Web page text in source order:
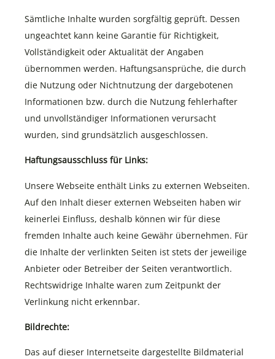
Sämtliche Inhalte wurden sorgfältig geprüft. Dessen
ungeachtet kann keine Garantie für Richtigkeit,
Vollständigkeit oder Aktualität der Angaben
übernommen werden. Haftungsansprüche, die durch
die Nutzung oder Nichtnutzung der dargebotenen
Informationen bzw. durch die Nutzung fehlerhafter
und unvollständiger Informationen verursacht
wurden, sind grundsätzlich ausgeschlossen.
Haftungsausschluss für Links:
Unsere Webseite enthält Links zu externen Webseiten.
Auf den Inhalt dieser externen Webseiten haben wir
keinerlei Einfluss, deshalb können wir für diese
fremden Inhalte auch keine Gewähr übernehmen. Für
die Inhalte der verlinkten Seiten ist stets der jeweilige
Anbieter oder Betreiber der Seiten verantwortlich.
Rechtswidrige Inhalte waren zum Zeitpunkt der
Verlinkung nicht erkennbar.
Bildrechte:
Das auf dieser Internetseite dargestellte Bildmaterial